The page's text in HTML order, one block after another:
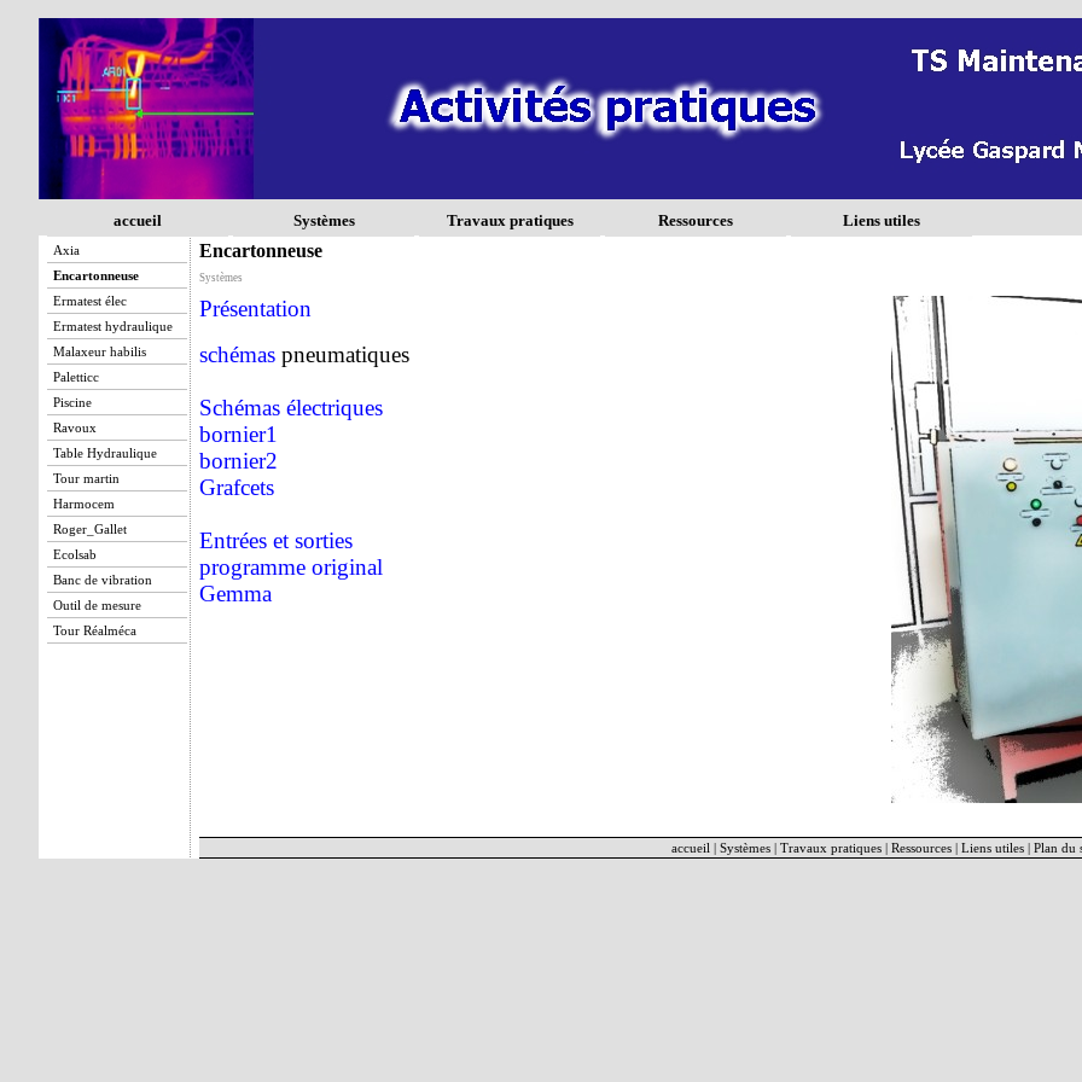
accueil Systèmes Travaux pratiques Ressources Liens utiles
Encartonneuse
Systèmes
Présentation
schémas pneumatiques
Schémas électriques
bornier1
bornier2
Grafcets
Entrées et sorties
programme original
Gemma
accueil | Systèmes| Travaux pratiques| Ressources| Liens utiles| Plan du
Axia
Encartonneuse
Ermatest élec
Ermatest hydraulique
Malaxeur habilis
Paletticc
Piscine
Ravoux
Table Hydraulique
Tour martin
Harmocem
Roger_Gallet
Ecolsab
Banc de vibration
Outil de mesure
Tour Réalméca